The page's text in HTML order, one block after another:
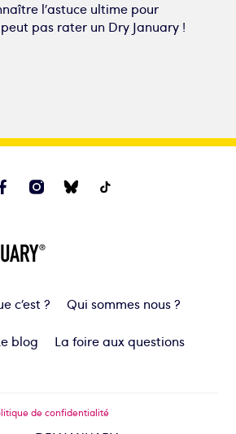
l’astuce ultime pour
pas rater un Dry January !
c’est ? Qui sommes nous ?
blog La foire aux questions
de confidentialité